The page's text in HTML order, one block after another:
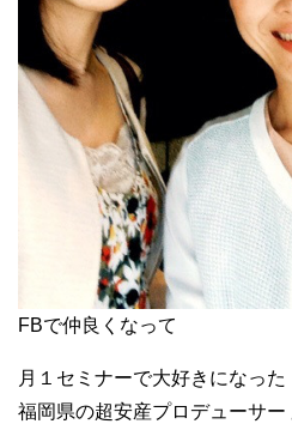
FBで仲良くなって
月１セミナーで大好きになった
福岡県の超安産プロデューサー